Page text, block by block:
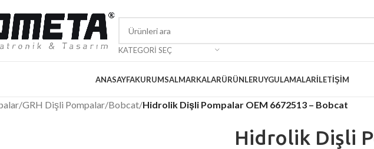
KATEGORI SEÇ
ANASAYFAKURUMSALMARKALARÜRÜNLERUYGULAMALARİLETIŞIM
/GRH Dişli Pompalar/Bobcat/Hidrolik Dişli Pompalar OEM 6672513 – Bobcat
Hidrolik Dişli